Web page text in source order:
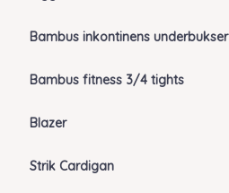
Bambus inkontinens underbukser
Bambus fitness 3/4 tights
Blazer
Strik Cardigan